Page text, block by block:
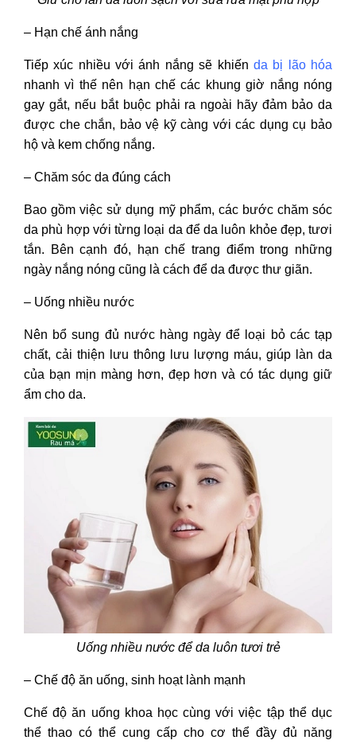
– Hạn chế ánh nắng
Tiếp xúc nhiều với ánh nắng sẽ khiến da bị lão hóa
nhanh vì thế nên hạn chế các khung giờ nắng nóng
gay gắt, nếu bắt buộc phải ra ngoài hãy đảm bảo da
được che chắn, bảo vệ kỹ càng với các dụng cụ bảo
hộ và kem chống nắng.
– Chăm sóc da đúng cách
Bao gồm việc sử dụng mỹ phẩm, các bước chăm sóc
da phù hợp với từng loại da để da luôn khỏe đẹp, tươi
tắn. Bên cạnh đó, hạn chế trang điểm trong những
ngày nắng nóng cũng là cách để da được thư giãn.
– Uống nhiều nước
Nên bổ sung đủ nước hàng ngày để loại bỏ các tạp
chất, cải thiện lưu thông lưu lượng máu, giúp làn da
của bạn mịn màng hơn, đẹp hơn và có tác dụng giữ
ẩm cho da.
Uống nhiều nước để da luôn tươi trẻ
– Chế độ ăn uống, sinh hoạt lành mạnh
Chế độ ăn uống khoa học cùng với việc tập thể dục
thể thao có thể cung cấp cho cơ thể đầy đủ năng